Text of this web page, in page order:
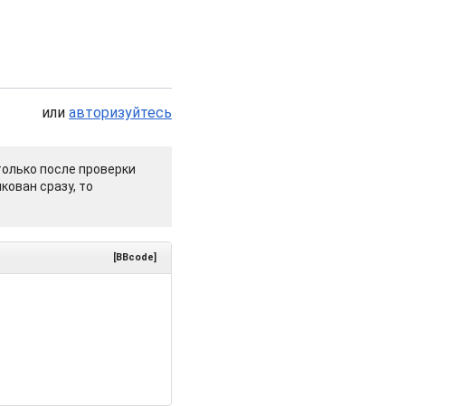
или авторизуйтесь
после проверки
сразу, то
[BBcode]